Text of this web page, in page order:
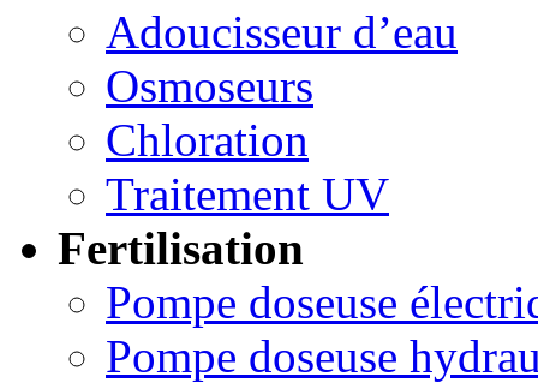
Adoucisseur d’eau
Osmoseurs
Chloration
Traitement UV
Fertilisation
Pompe doseuse
Pompe doseuse